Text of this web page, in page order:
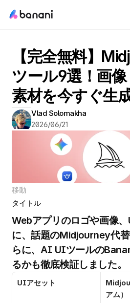
【完全無料】
ツール9選！画
素材を今すぐ生
Vlad Solomakha
2026/06/21
移動
タイトル
Webアプリのロゴや画像
に、話題のMidjourney代
らに、AI UIツールの
るかも徹底検証しました。
UIアセット
アム）